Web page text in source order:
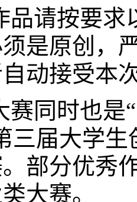
品请按要求
是原创，
动接受本
赛同时也是
三届大学
部分优秀
大赛。